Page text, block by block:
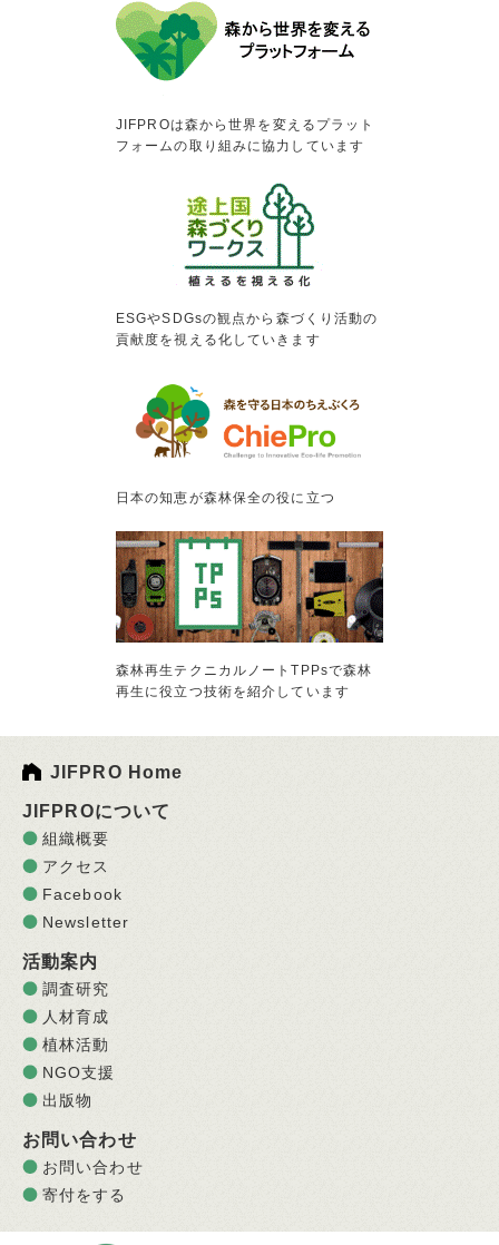
JIFPROは森から世界を変えるプラット
フォームの取り組みに協力しています
ESGやSDGsの観点から森づくり活動の
貢献度を視える化していきます
日本の知恵が森林保全の役に立つ
森林再生テクニカルノートTPPsで森林
再生に役立つ技術を紹介しています
JIFPRO Home
JIFPROについて
組織概要
アクセス
Facebook
Newsletter
活動案内
調査研究
人材育成
植林活動
NGO支援
出版物
お問い合わせ
お問い合わせ
寄付をする